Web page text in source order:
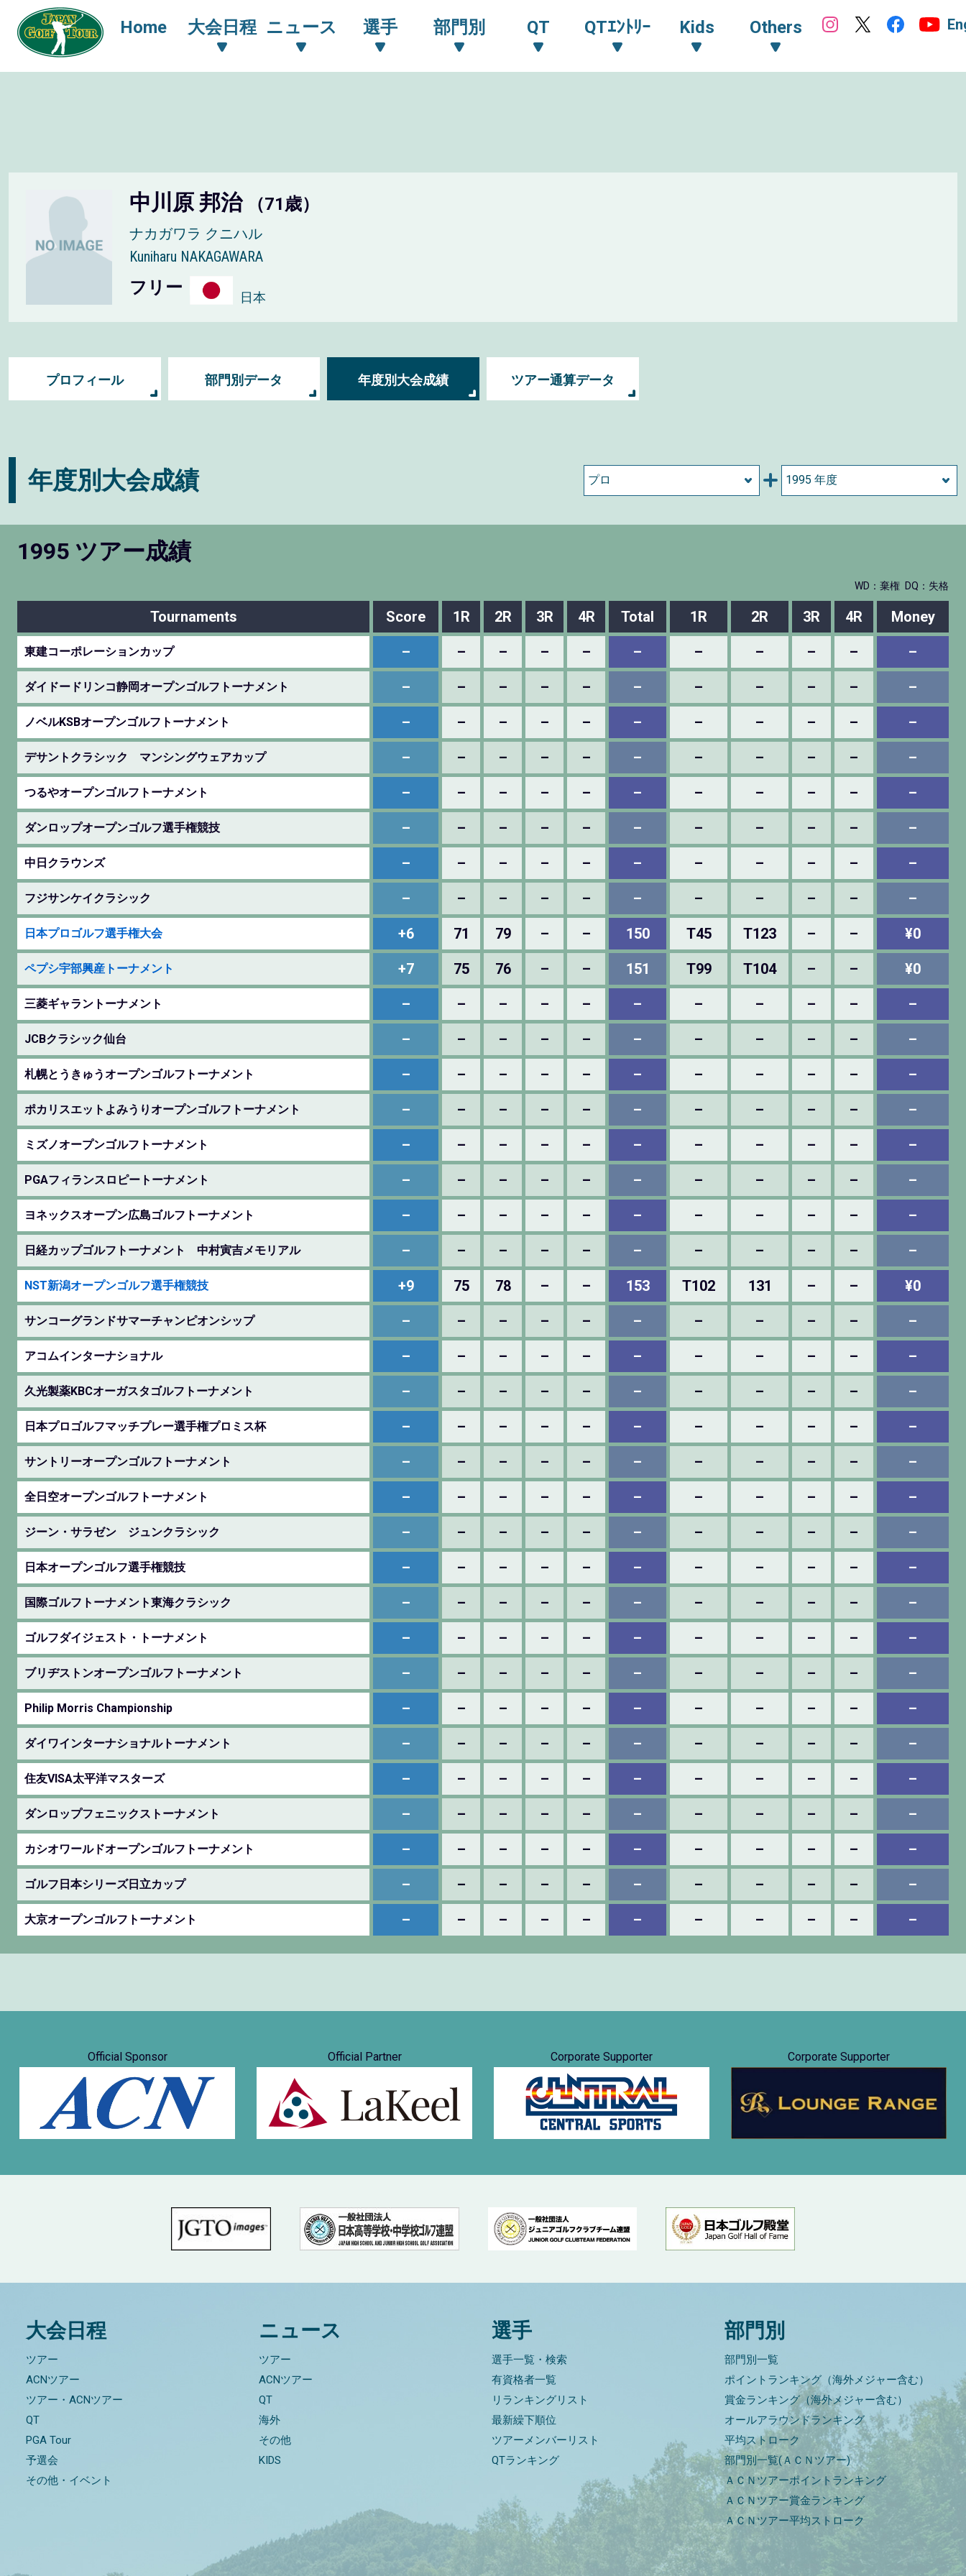
Home 大会日程 ニュース 選手 部門別 QT QTｴﾝﾄﾘｰ Kids Others
中川原 邦治 （71歳）
ナカガワラ クニハル
Kuniharu NAKAGAWARA
フリー 日本
プロフィール 部門別データ 年度別大会成績 ツアー通算データ
年度別大会成績
1995 ツアー成績
WD：棄権 DQ：失格
Tournaments Score 1R 2R 3R 4R Total 1R 2R 3R 4R Money
東建コーポレーションカップ – – – – – – – – – – –
ダイドードリンコ静岡オープンゴルフトーナメント – – – – – – – – – – –
ノベルKSBオープンゴルフトーナメント – – – – – – – – – – –
デサントクラシック マンシングウェアカップ – – – – – – – – – – –
つるやオープンゴルフトーナメント – – – – – – – – – – –
ダンロップオープンゴルフ選手権競技 – – – – – – – – – – –
中日クラウンズ – – – – – – – – – – –
フジサンケイクラシック – – – – – – – – – – –
日本プロゴルフ選手権大会 +6 71 79 – – 150 T45 T123 – – ¥0
ペプシ宇部興産トーナメント +7 75 76 – – 151 T99 T104 – – ¥0
三菱ギャラントーナメント – – – – – – – – – – –
JCBクラシック仙台 – – – – – – – – – – –
札幌とうきゅうオープンゴルフトーナメント – – – – – – – – – – –
ポカリスエットよみうりオープンゴルフトーナメント – – – – – – – – – – –
ミズノオープンゴルフトーナメント – – – – – – – – – – –
PGAフィランスロピートーナメント – – – – – – – – – – –
ヨネックスオープン広島ゴルフトーナメント – – – – – – – – – – –
日経カップゴルフトーナメント 中村寅吉メモリアル – – – – – – – – – – –
NST新潟オープンゴルフ選手権競技 +9 75 78 – – 153 T102 131 – – ¥0
サンコーグランドサマーチャンピオンシップ – – – – – – – – – – –
アコムインターナショナル – – – – – – – – – – –
久光製薬KBCオーガスタゴルフトーナメント – – – – – – – – – – –
日本プロゴルフマッチプレー選手権プロミス杯 – – – – – – – – – – –
サントリーオープンゴルフトーナメント – – – – – – – – – – –
全日空オープンゴルフトーナメント – – – – – – – – – – –
ジーン・サラゼン ジュンクラシック – – – – – – – – – – –
日本オープンゴルフ選手権競技 – – – – – – – – – – –
国際ゴルフトーナメント東海クラシック – – – – – – – – – – –
ゴルフダイジェスト・トーナメント – – – – – – – – – – –
ブリヂストンオープンゴルフトーナメント – – – – – – – – – – –
Philip Morris Championship – – – – – – – – – – –
ダイワインターナショナルトーナメント – – – – – – – – – – –
住友VISA太平洋マスターズ – – – – – – – – – – –
ダンロップフェニックストーナメント – – – – – – – – – – –
カシオワールドオープンゴルフトーナメント – – – – – – – – – – –
ゴルフ日本シリーズ日立カップ – – – – – – – – – – –
大京オープンゴルフトーナメント – – – – – – – – – – –
Official Sponsor Official Partner Corporate Supporter Corporate Supporter
大会日程
ツアー
ACNツアー
ツアー・ACNツアー
QT
PGA Tour
予選会
その他・イベント
ニュース
ツアー
ACNツアー
QT
海外
その他
KIDS
選手
選手一覧・検索
有資格者一覧
リランキングリスト
最新繰下順位
ツアーメンバーリスト
QTランキング
部門別
部門別一覧
ポイントランキング（海外メジャー含む）
賞金ランキング（海外メジャー含む）
オールアラウンドランキング
平均ストローク
部門別一覧(ＡＣＮツアー)
ＡＣＮツアーポイントランキング
ＡＣＮツアー賞金ランキング
ＡＣＮツアー平均ストローク